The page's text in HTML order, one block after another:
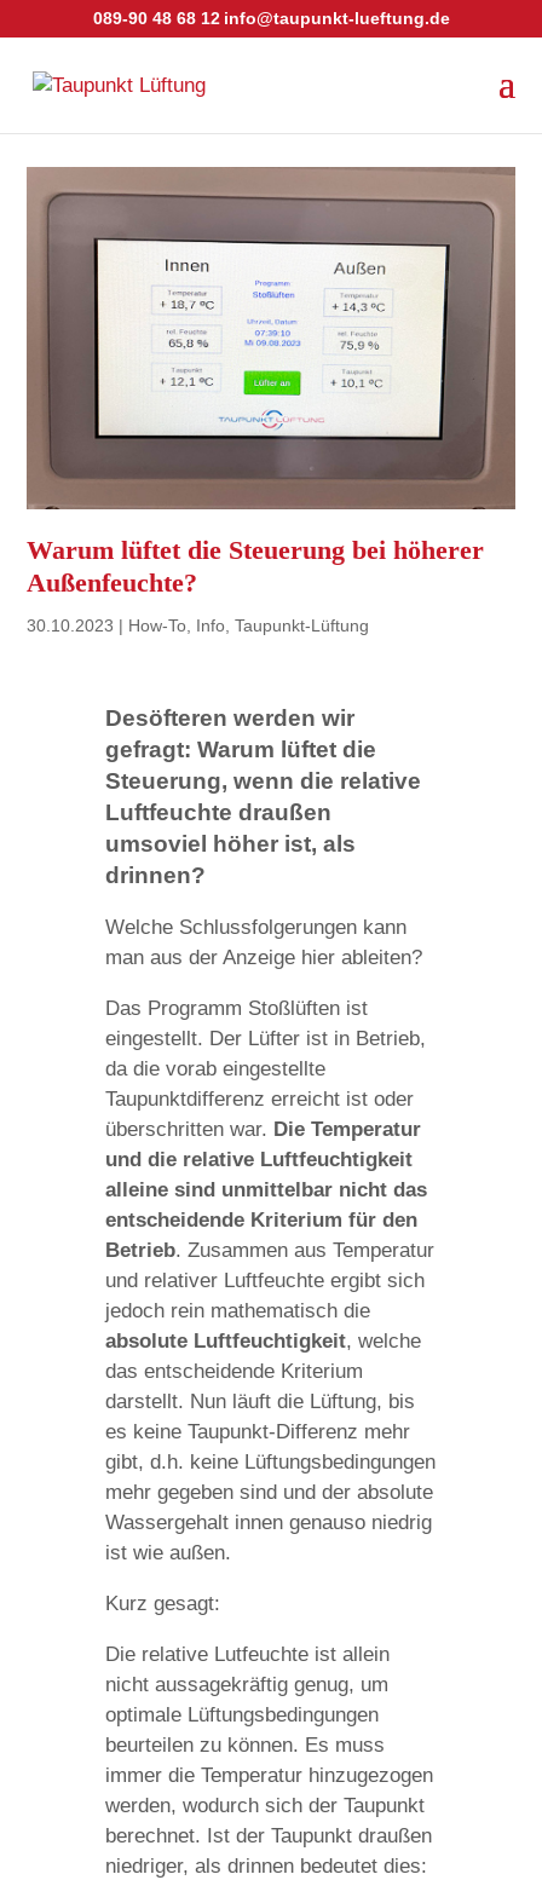
089-90 48 68 12 info@taupunkt-lueftung.de
Warum lüftet die Steuerung bei höherer
Außenfeuchte?
30.10.2023 | How-To Info ,Taupunkt-Lüftung
Desöfteren werden wir
gefragt: Warum lüftet die
Steuerung, wenn die relative
Luftfeuchte draußen
umsoviel höher ist, als
drinnen?
Welche Schlussfolgerungen kann
man aus der Anzeige hier ableiten?
Das Programm Stoßlüften ist
eingestellt. Der Lüfter ist in Betrieb,
da die vorab eingestellte
Taupunktdifferenz erreicht ist oder
überschritten war. Die Temperatur
und die relative Luftfeuchtigkeit
alleine sind unmittelbar nicht das
entscheidende Kriterium für den
Betrieb. Zusammen aus Temperatur
und relativer Luftfeuchte ergibt sich
jedoch rein mathematisch die
absolute Luftfeuchtigkeit, welche
das entscheidende Kriterium
darstellt. Nun läuft die Lüftung, bis
es keine Taupunkt-Differenz mehr
gibt, d.h. keine Lüftungsbedingungen
mehr gegeben sind und der absolute
Wassergehalt innen genauso niedrig
ist wie außen.
Kurz gesagt:
Die relative Lutfeuchte ist allein
nicht aussagekräftig genug, um
optimale Lüftungsbedingungen
beurteilen zu können. Es muss
immer die Temperatur hinzugezogen
werden, wodurch sich der Taupunkt
berechnet. Ist der Taupunkt draußen
niedriger, als drinnen bedeutet dies: